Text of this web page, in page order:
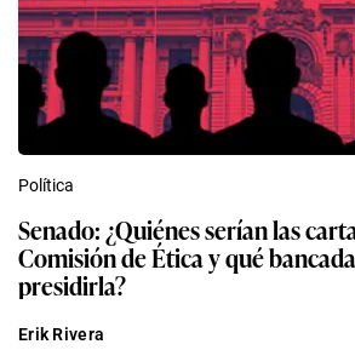
Política
Senado: ¿Quiénes serían las
Comisión de Ética y qué
presidirla?
Erik Rivera